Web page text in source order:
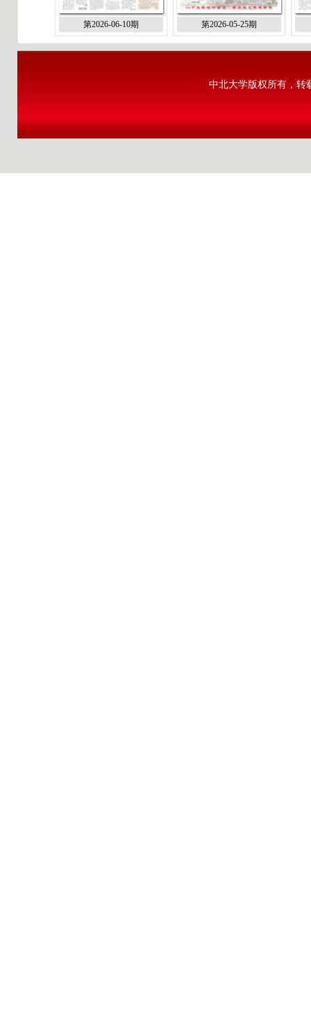
第2026-06-10期 第2026-05-25期
中北大学版权所有，转